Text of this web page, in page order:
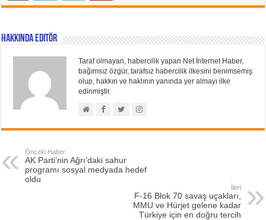
Hakkında Editör
Taraf olmayan, habercilik yapan Net İnternet Haber,
bağımsız özgür, tarafsız habercilik ilkesini benimsemiş
olup, hakkın ve haklının yanında yer almayı ilke
edinmiştir.
Önceki Haber
AK Parti’nin Ağrı’daki sahur
programı sosyal medyada hedef
oldu
İleri
F-16 Blok 70 savaş uçakları,
MMU ve Hürjet gelene kadar
Türkiye için en doğru tercih